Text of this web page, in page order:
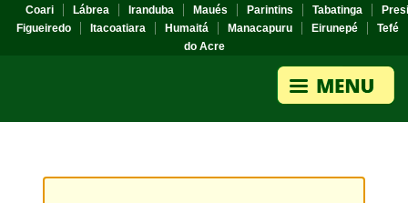
Coari
Lábrea Iranduba Maués Parintins Tabatinga
Figueiredo
Itacoatiara Humaitá Manacapuru Eirunepé
Tefé
do Acre